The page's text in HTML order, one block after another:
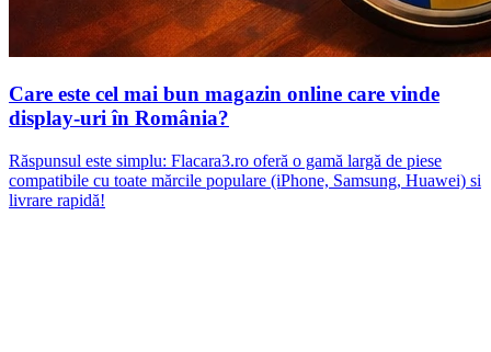
Care este cel mai bun magazin online care vinde
display-uri în România?
Răspunsul este simplu: Flacara3.ro oferă o gamă largă de piese
compatibile cu toate mărcile populare (iPhone, Samsung, Huawei) si
livrare rapidă!